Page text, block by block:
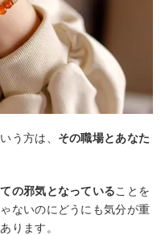
う方は、 その職場とあなた
の邪気となっていることを
ないのにどうにも気分が重
ります。